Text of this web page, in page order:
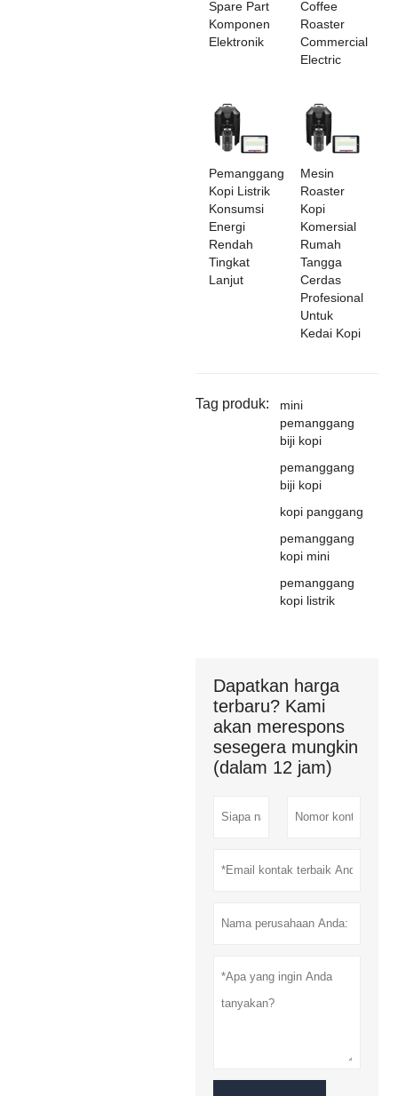
Spare Part
Komponen
Elektronik
Coffee
Roaster
Commercial
Electric
Pemanggang
Kopi Listrik
Konsumsi
Energi
Rendah
Tingkat
Lanjut
Mesin
Roaster
Kopi
Komersial
Rumah
Tangga
Cerdas
Profesional
Untuk
Kedai Kopi
Tag produk:
mini
pemanggang
biji kopi
pemanggang
biji kopi
kopi panggang
pemanggang
kopi mini
pemanggang
kopi listrik
Dapatkan harga
terbaru? Kami
akan merespons
sesegera mungkin
(dalam 12 jam)